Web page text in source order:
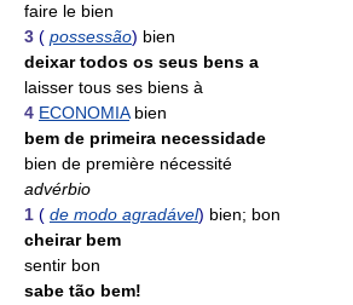
faire le bien
3 ( possessão) bien
deixar todos os seus bens a
laisser tous ses biens à
4 ECONOMIAbien
bem de primeira necessidade
bien de première nécessité
advérbio
1 ( de modo agradável) bien; bon
cheirar bem
sentir bon
sabe tão bem!